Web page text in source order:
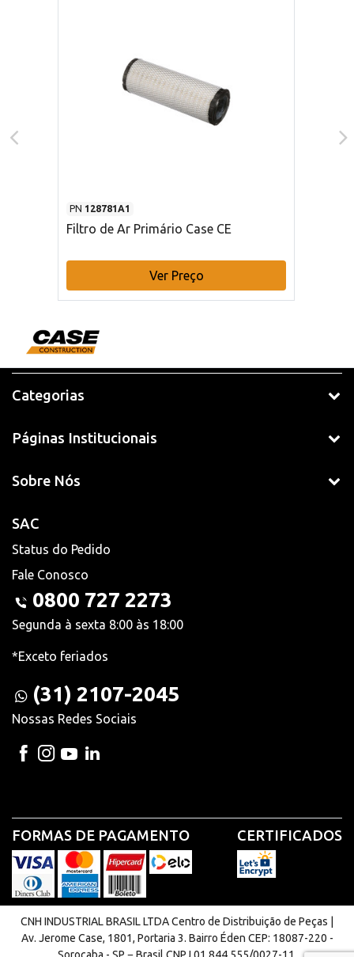
PN 128781A1
Filtro de Ar Primário Case CE
Ver Preço
Categorias
Páginas Institucionais
Sobre Nós
SAC
Status do Pedido
Fale Conosco
0800 727 2273
Segunda à sexta 8:00 às 18:00
*Exceto feriados
(31) 2107-2045
Nossas Redes Sociais
FORMAS DE PAGAMENTO CERTIFICADOS
CNH INDUSTRIAL BRASIL LTDA Centro de Distribuição de Peças |
Av. Jerome Case, 1801, Portaria 3. Bairro Éden CEP: 18087-220 -